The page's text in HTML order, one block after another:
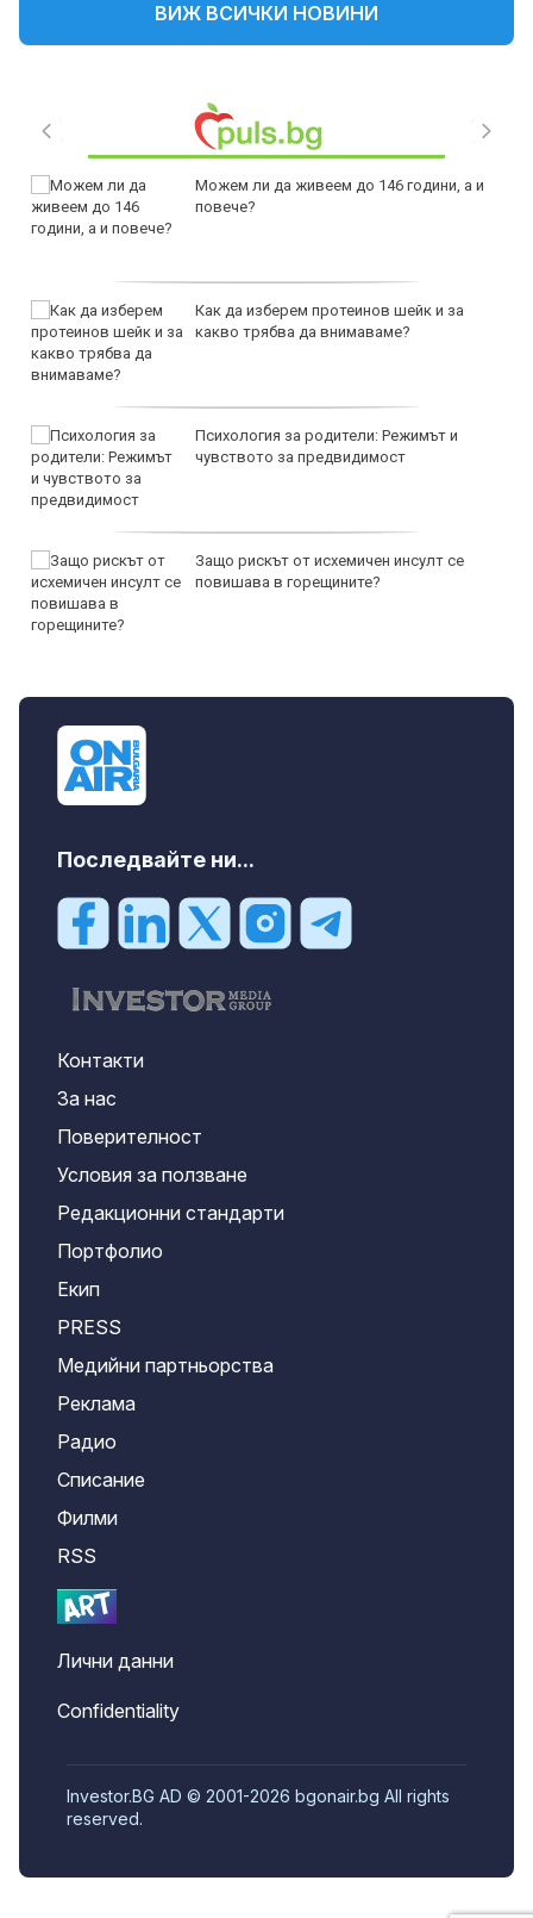
ВИЖ ВСИЧКИ НОВИНИ
Можем ли да живеем до 146 години, а и
повече?
Как да изберем протеинов шейк и за
какво трябва да внимаваме?
Психология за родители: Режимът и
чувството за предвидимост
Защо рискът от исхемичен инсулт се
повишава в горещините?
Последвайте ни...
Контакти
За нас
Поверителност
Условия за ползване
Редакционни стандарти
Портфолио
Екип
PRESS
Медийни партньорства
Реклама
Радио
Списание
Филми
RSS
Лични данни
Confidentiality
Investor.BG AD © 2001-2026 bgonair.bg All rights
reserved.